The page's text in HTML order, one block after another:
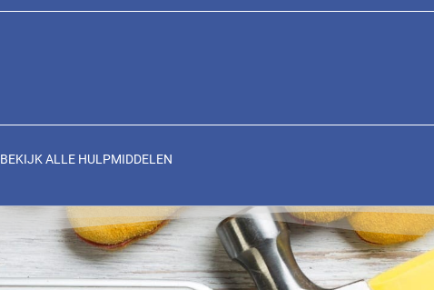
BEKIJK ALLE HULPMIDDELEN